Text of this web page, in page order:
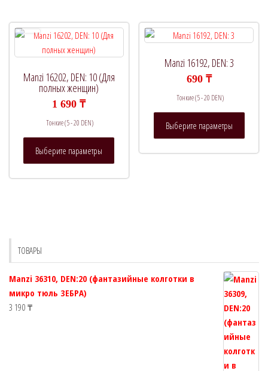
Опции
выбрать
Опции
можно
Manzi 16202, DEN: 10 (Для
полных женщин)
1 690₸
Тонкие (5 - 20 DEN)
Выберите параметры
товара.
Manzi 16192, DEN: 3
690 ₸
Тонкие (5 - 20 DEN)
Выберите параметры
Этот
ТОВАРЫ
Manzi 36310, DEN:20 (фантазийные колготки в
микро тюль ЗЕБРА)
3 190 ₸